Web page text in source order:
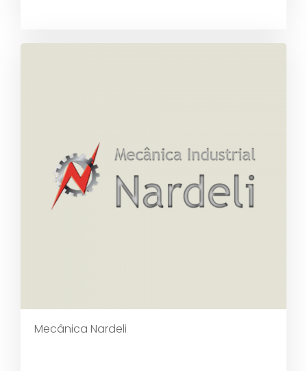
Mecânica Nardeli